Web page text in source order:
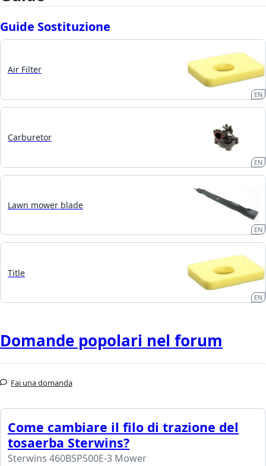
Guide Sostituzione
Air Filter
EN
Carburetor
EN
Lawn mower blade
EN
Title
EN
Domande popolari nel forum
Fai una domanda
Come cambiare il filo di trazione del
tosaerba Sterwins?
Sterwins 460BSP500E-3 Mower